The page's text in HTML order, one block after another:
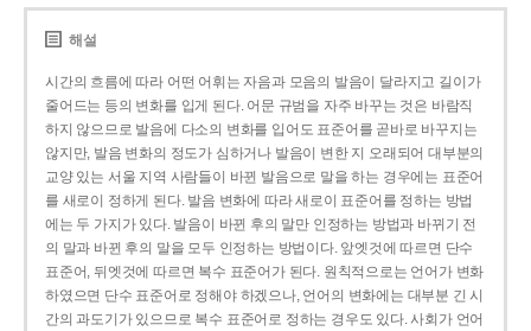
해설
시간의 흐름에 따라 어떤 어휘는 자음과 모음의 발음이 달라지고 길이가
줄어드는 등의 변화를 입게 된다. 어문 규범을 자주 바꾸는 것은 바람직
하지 않으므로 발음에 다소의 변화를 입어도 표준어를 곧바로 바꾸지는
않지만, 발음 변화의 정도가 심하거나 발음이 변한 지 오래되어 대부분의
교양 있는 서울 지역 사람들이 바뀐 발음으로 말을 하는 경우에는 표준어
를 새로이 정하게 된다. 발음 변화에 따라 새로이 표준어를 정하는 방법
에는 두 가지가 있다. 발음이 바뀐 후의 말만 인정하는 방법과 바뀌기 전
의 말과 바뀐 후의 말을 모두 인정하는 방법이다. 앞엣것에 따르면 단수
표준어, 뒤엣것에 따르면 복수 표준어가 된다. 원칙적으로는 언어가 변화
하였으면 단수 표준어로 정해야 하겠으나, 언어의 변화에는 대부분 긴 시
간의 과도기가 있으므로 복수 표준어로 정하는 경우도 있다. 사회가 언어